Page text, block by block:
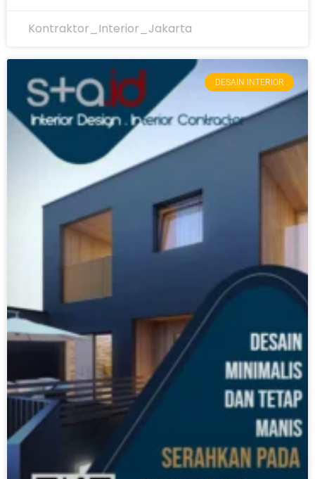
Kontraktor_Interior_Jakarta
DESAIN INTERIOR